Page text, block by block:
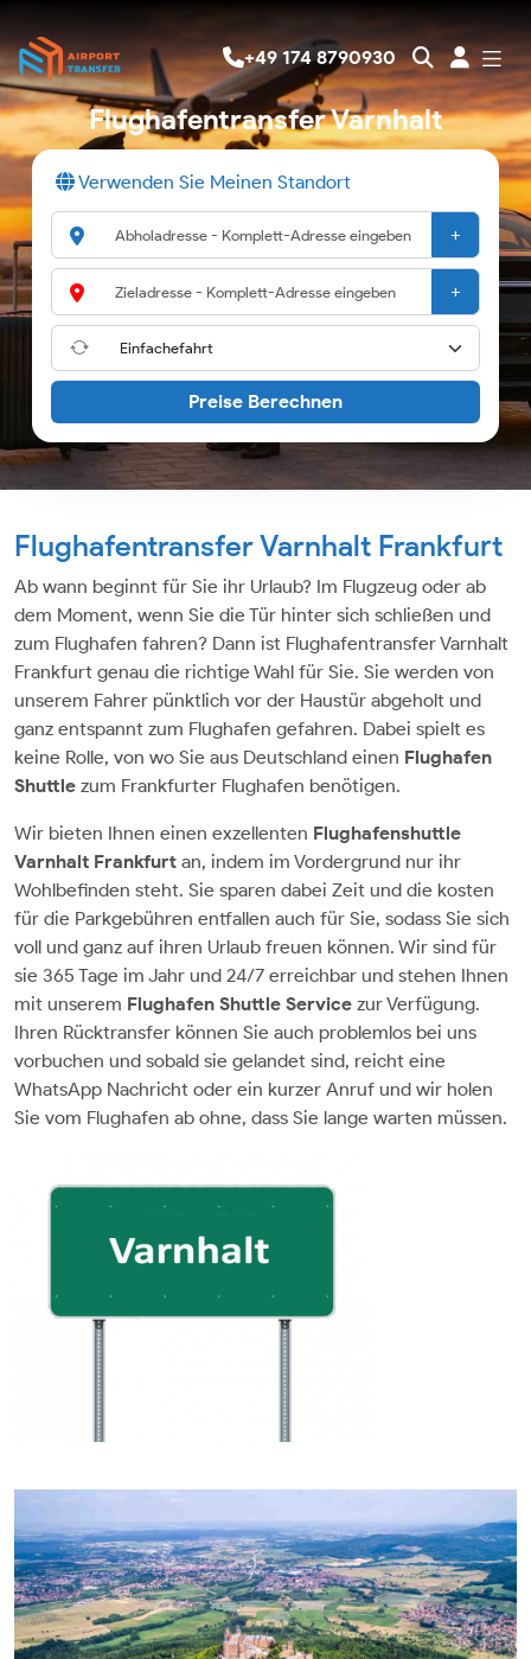
+49 174 8790930
Flughafentransfer Varnhalt
Verwenden Sie Meinen Standort
+
+
Preise Berechnen
Flughafentransfer Varnhalt Frankfurt
Ab wann beginnt für Sie ihr Urlaub? Im Flugzeug oder ab
dem Moment, wenn Sie die Tür hinter sich schließen und
zum Flughafen fahren? Dann ist Flughafentransfer Varnhalt
Frankfurt genau die richtige Wahl für Sie. Sie werden von
unserem Fahrer pünktlich vor der Haustür abgeholt und
ganz entspannt zum Flughafen gefahren. Dabei spielt es
keine Rolle, von wo Sie aus Deutschland einen Flughafen
Shuttle zum Frankfurter Flughafen benötigen.
Wir bieten Ihnen einen exzellenten Flughafenshuttle
Varnhalt Frankfurt an, indem im Vordergrund nur ihr
Wohlbefinden steht. Sie sparen dabei Zeit und die kosten
für die Parkgebühren entfallen auch für Sie, sodass Sie sich
voll und ganz auf ihren Urlaub freuen können. Wir sind für
sie 365 Tage im Jahr und 24/7 erreichbar und stehen Ihnen
mit unserem Flughafen Shuttle Service zur Verfügung.
Ihren Rücktransfer können Sie auch problemlos bei uns
vorbuchen und sobald sie gelandet sind, reicht eine
WhatsApp Nachricht oder ein kurzer Anruf und wir holen
Sie vom Flughafen ab ohne, dass Sie lange warten müssen.